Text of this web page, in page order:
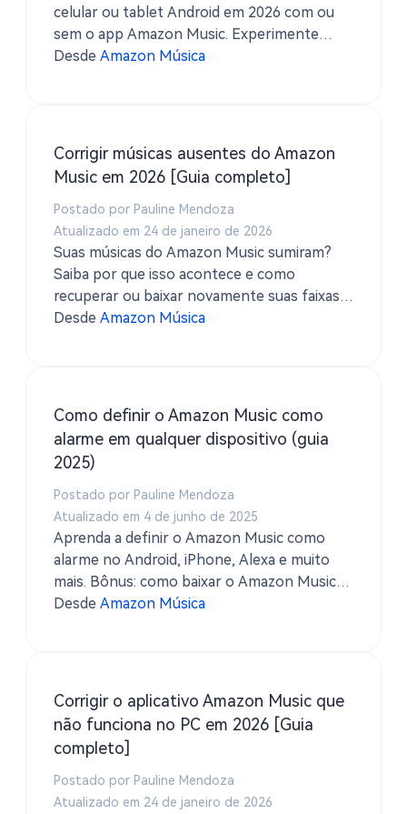
celular ou tablet Android em 2026 com ou
sem o app Amazon Music. Experimente
TuneSolo Amazon Music Converter para
Desde Amazon Música
Corrigir músicas ausentes do Amazon
Music em 2026 [Guia completo]
Postado por Pauline Mendoza
Atualizado em 24 de janeiro de 2026
Suas músicas do Amazon Music sumiram?
Saiba por que isso acontece e como
recuperar ou baixar novamente suas faixas
com TuneSolo Conversor de música
Desde Amazon Música
Como definir o Amazon Music como
alarme em qualquer dispositivo (guia
2025)
Postado por Pauline Mendoza
Atualizado em 4 de junho de 2025
Aprenda a definir o Amazon Music como
alarme no Android, iPhone, Alexa e muito
mais. Bônus: como baixar o Amazon Music
para alarmes offline usando TuneSolo
Desde Amazon Música
Corrigir o aplicativo Amazon Music que
não funciona no PC em 2026 [Guia
completo]
Postado por Pauline Mendoza
Atualizado em 24 de janeiro de 2026